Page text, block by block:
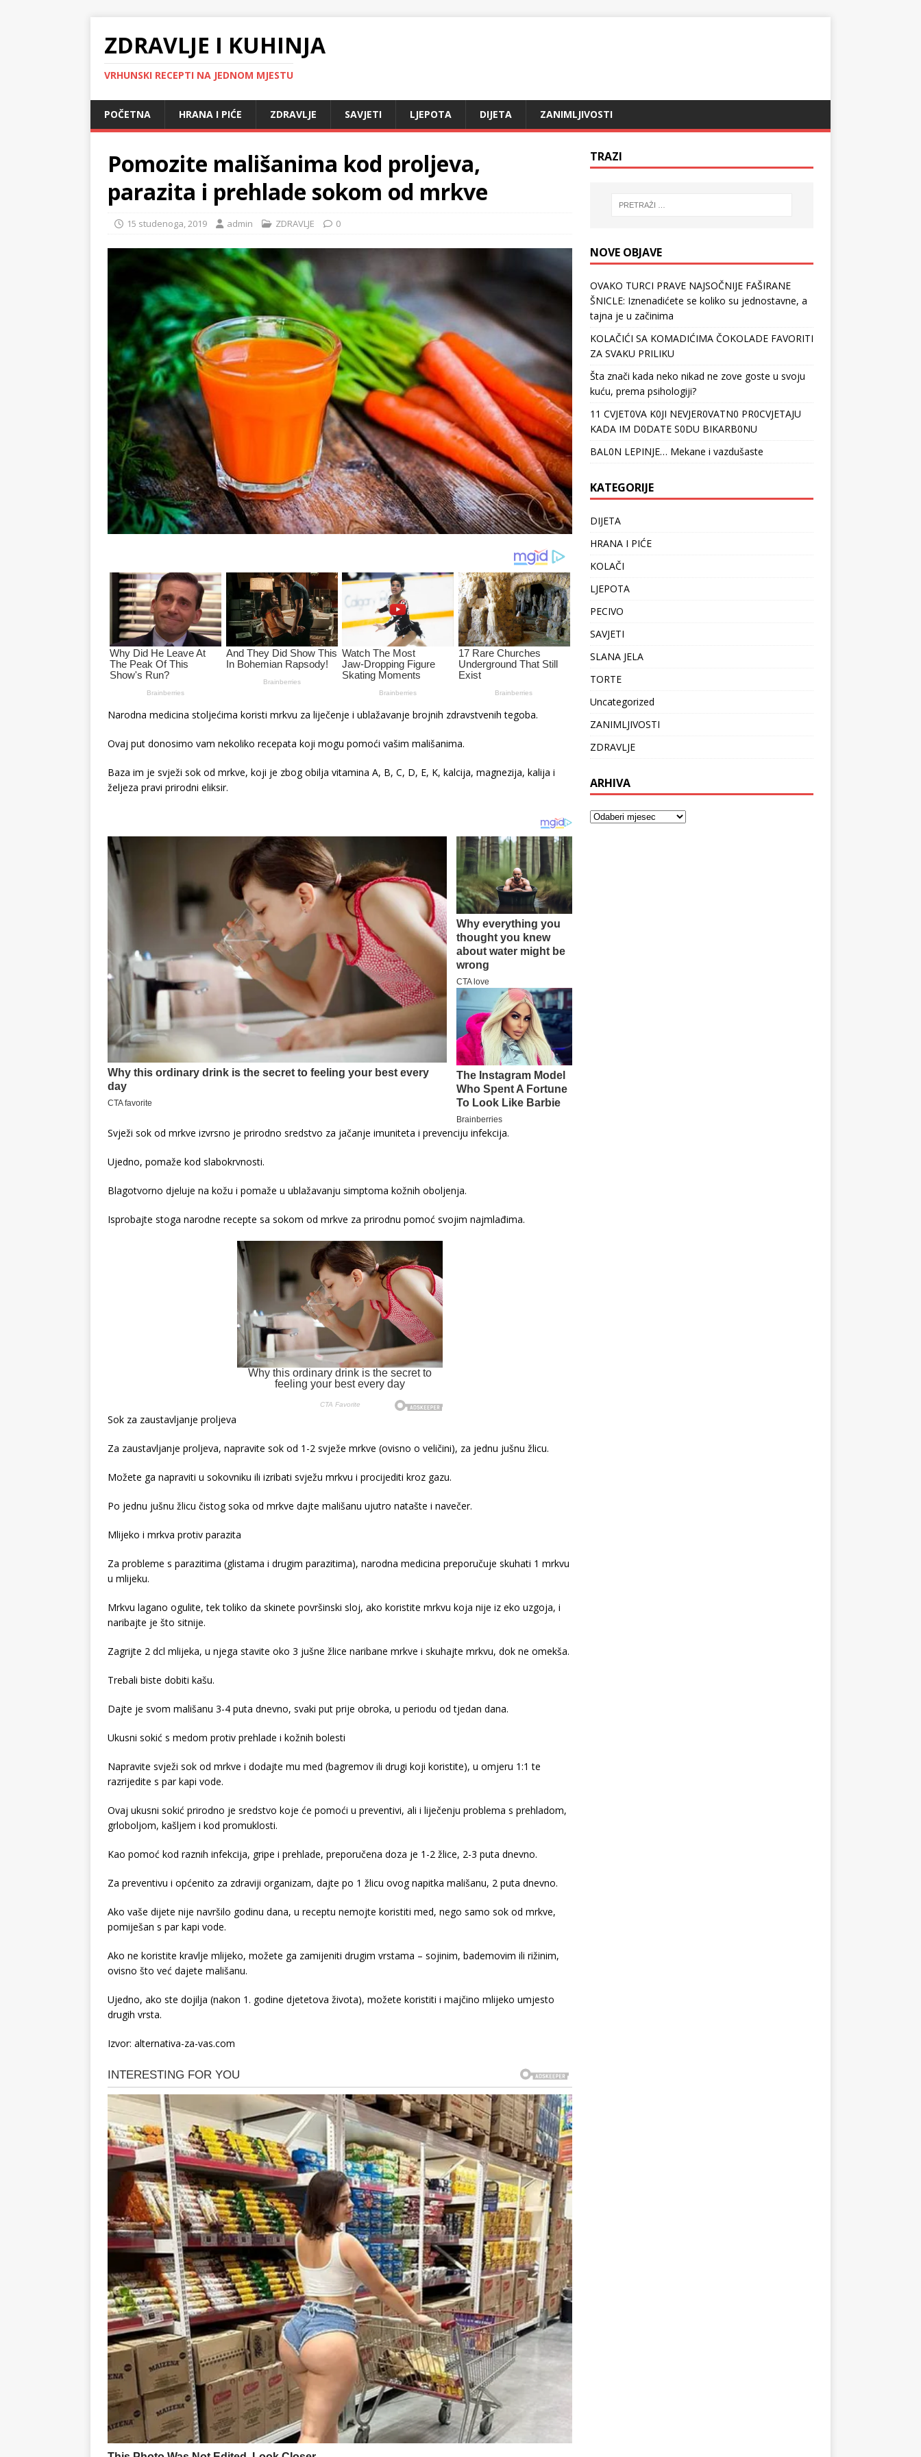
ZDRAVLJE I KUHINJA
VRHUNSKI RECEPTI NA JEDNOM MJESTU
POČETNA HRANA I PIĆE ZDRAVLJE SAVJETI LJEPOTA DIJETA ZANIMLJIVOSTI
Pomozite mališanima kod proljeva,
parazita i prehlade sokom od mrkve
15 studenoga, 2019 admin ZDRAVLJE 0
Narodna medicina stoljećima koristi mrkvu za liječenje i ublažavanje brojnih zdravstvenih tegoba.
Ovaj put donosimo vam nekoliko recepata koji mogu pomoći vašim mališanima.
Baza im je svježi sok od mrkve, koji je zbog obilja vitamina A, B, C, D, E, K, kalcija, magnezija, kalija i
željeza pravi prirodni eliksir.
Svježi sok od mrkve izvrsno je prirodno sredstvo za jačanje imuniteta i prevenciju infekcija.
Ujedno, pomaže kod slabokrvnosti.
Blagotvorno djeluje na kožu i pomaže u ublažavanju simptoma kožnih oboljenja.
Isprobajte stoga narodne recepte sa sokom od mrkve za prirodnu pomoć svojim najmlađima.
Sok za zaustavljanje proljeva
Za zaustavljanje proljeva, napravite sok od 1-2 svježe mrkve (ovisno o veličini), za jednu jušnu žlicu.
Možete ga napraviti u sokovniku ili izribati svježu mrkvu i procijediti kroz gazu.
Po jednu jušnu žlicu čistog soka od mrkve dajte mališanu ujutro natašte i navečer.
Mlijeko i mrkva protiv parazita
Za probleme s parazitima (glistama i drugim parazitima), narodna medicina preporučuje skuhati 1 mrkvu
u mlijeku.
Mrkvu lagano ogulite, tek toliko da skinete površinski sloj, ako koristite mrkvu koja nije iz eko uzgoja, i
naribajte je što sitnije.
Zagrijte 2 dcl mlijeka, u njega stavite oko 3 jušne žlice naribane mrkve i skuhajte mrkvu, dok ne omekša.
Trebali biste dobiti kašu.
Dajte je svom mališanu 3-4 puta dnevno, svaki put prije obroka, u periodu od tjedan dana.
Ukusni sokić s medom protiv prehlade i kožnih bolesti
Napravite svježi sok od mrkve i dodajte mu med (bagremov ili drugi koji koristite), u omjeru 1:1 te
razrijedite s par kapi vode.
Ovaj ukusni sokić prirodno je sredstvo koje će pomoći u preventivi, ali i liječenju problema s prehladom,
grloboljom, kašljem i kod promuklosti.
Kao pomoć kod raznih infekcija, gripe i prehlade, preporučena doza je 1-2 žlice, 2-3 puta dnevno.
Za preventivu i općenito za zdraviji organizam, dajte po 1 žlicu ovog napitka mališanu, 2 puta dnevno.
Ako vaše dijete nije navršilo godinu dana, u receptu nemojte koristiti med, nego samo sok od mrkve,
pomiješan s par kapi vode.
Ako ne koristite kravlje mlijeko, možete ga zamijeniti drugim vrstama – sojinim, bademovim ili rižinim,
ovisno što već dajete mališanu.
Ujedno, ako ste dojilja (nakon 1. godine djetetova života), možete koristiti i majčino mlijeko umjesto
drugih vrsta.
Izvor: alternativa-za-vas.com
TRAZI
NOVE OBJAVE
OVAKO TURCI PRAVE NAJSOČNIJE FAŠIRANE
ŠNICLE: Iznenadićete se koliko su jednostavne, a
tajna je u začinima
KOLAČIĆI SA KOMADIĆIMA ČOKOLADE FAVORITI
ZA SVAKU PRILIKU
Šta znači kada neko nikad ne zove goste u svoju
kuću, prema psihologiji?
11 CVJET0VA K0JI NEVJER0VATN0 PR0CVJETAJU
KADA IM D0DATE S0DU BIKARB0NU
BAL0N LEPINJE… Mekane i vazdušaste
KATEGORIJE
DIJETA
HRANA I PIĆE
KOLAČI
LJEPOTA
PECIVO
SAVJETI
SLANA JELA
TORTE
Uncategorized
ZANIMLJIVOSTI
ZDRAVLJE
ARHIVA